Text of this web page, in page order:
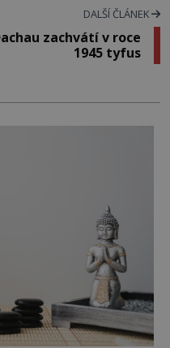
DALŠÍ ČLÁNEK
zachvátí v roce
1945 tyfus